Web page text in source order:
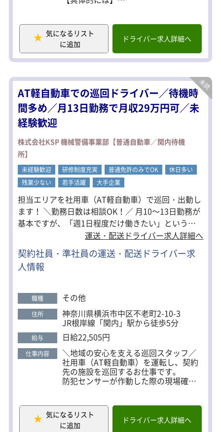
・データ入力
・入荷予定・実績の管理
・伝票チェック
・電話対応あり
・その他付随する事務作業
パソコン入力ができれば特別な経験は
必要ありません。
まずは簡単な業務からスタートし、先
も安心して始められます。
ツ正確に作業を進めることが得意な方
にピッタリのお仕事です。
気になるリスト
に追加
ドライバー求人詳細へ
AT軽自動車での巡回ドライバー／待機時
間多め／月13日勤務で月収29万円可／未
経験歓迎
株式会社KSP 機械警備事業部【普通自動車／関内待機
所】
未経験歓迎 研修制度充実 普通免許のみでOK
休日多い
残業少ない
若手活躍 大手企業
担当エリアを社用車（AT軽自動車）で巡回・出動し
ます！ ＼勤務日数は相談OK！／ 月10～13日勤務が
基本ですが、「週1日程度だけ働きたい」という方
もお気軽にご相談ください。 1ヶ月前に希望を伺
い、できる限り考慮してシフトを作成しています。
＼身体への負担も少なめ／ 事務所での待機時間が多
く、 休憩時間には ・仮眠（約4時間） ・ベッド完備
支障のない範囲で、スマホを利用OK メリハリをつ
けながら働けます。 ■こんな方にピッタリ！ ・車の
運転が好きな方 ・一人でコツコツ働くことが好きな
方 ・機械や工具に興味がある方 ・安定した環境で長
く働きたい方 ・資格を取得して収入アップを目指し
たい方
運送・配送ドライバー求人詳細へ
契約社員・準社員の運送・配送ドライバー求
人情報
職種 その他
住所 神奈川県横浜市中区不老町2-10-3
JR根岸線「関内」駅から徒歩5分
給与 日給22,505円
仕事内容 ＼地域の安心を支える巡回スタッフ／
社用車（AT軽自動車）を運転し、契約
先の施設を巡回するお仕事です。
防犯センサーが作動した際の現場確認
配送業務のように荷物を運ぶことはな
く、人を乗せることもありません。
運転と簡単な確認作業が中心なので、
気になるリスト
に追加
ドライバー求人詳細へ